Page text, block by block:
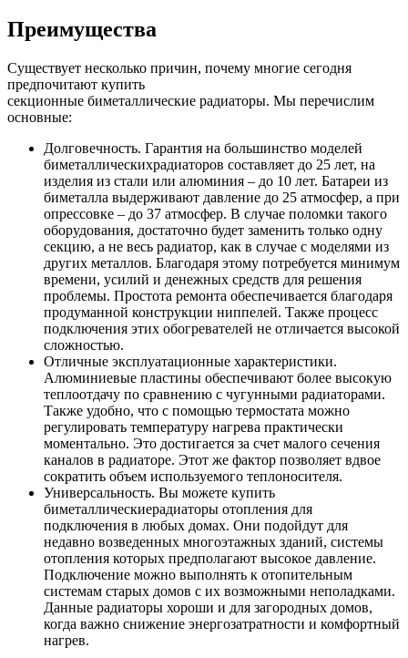
Преимущества
Существует несколько причин, почему многие сегодня
предпочитают купить
секционные биметаллические радиаторы. Мы перечислим
основные:
Долговечность. Гарантия на большинство моделей
биметаллическихрадиаторов составляет до 25 лет, на
изделия из стали или алюминия – до 10 лет. Батареи из
биметалла выдерживают давление до 25 атмосфер, а при
опрессовке – до 37 атмосфер. В случае поломки такого
оборудования, достаточно будет заменить только одну
секцию, а не весь радиатор, как в случае с моделями из
других металлов. Благодаря этому потребуется минимум
времени, усилий и денежных средств для решения
проблемы. Простота ремонта обеспечивается благодаря
продуманной конструкции ниппелей. Также процесс
подключения этих обогревателей не отличается высокой
сложностью.
Отличные эксплуатационные характеристики.
Алюминиевые пластины обеспечивают более высокую
теплоотдачу по сравнению с чугунными радиаторами.
Также удобно, что с помощью термостата можно
регулировать температуру нагрева практически
моментально. Это достигается за счет малого сечения
каналов в радиаторе. Этот же фактор позволяет вдвое
сократить объем используемого теплоносителя.
Универсальность. Вы можете купить
биметаллическиерадиаторы отопления для
подключения в любых домах. Они подойдут для
недавно возведенных многоэтажных зданий, системы
отопления которых предполагают высокое давление.
Подключение можно выполнять к отопительным
системам старых домов с их возможными неполадками.
Данные радиаторы хороши и для загородных домов,
когда важно снижение энергозатратности и комфортный
нагрев.